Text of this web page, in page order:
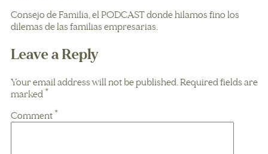
Consejo de Familia, el PODCAST donde hilamos fino los
dilemas de las familias empresarias.
Leave a Reply
Your email address will not be published.Required fields are
marked *
Comment *